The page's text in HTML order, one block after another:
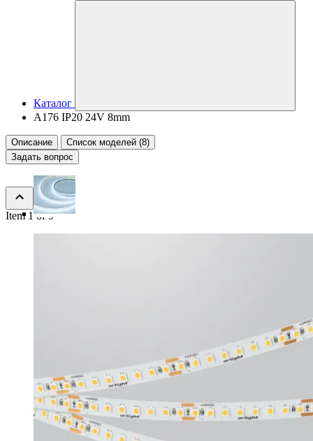
Каталог
A176 IP20 24V 8mm
Описание
Список моделей (8)
Задать вопрос
Item 1 of 9